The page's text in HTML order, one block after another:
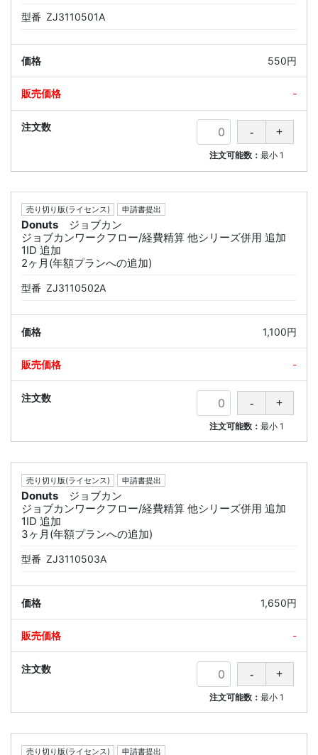
型番 ZJ3110501A
550円
-
注文可能数：最小 1
売り切り版(ライセンス) 申請書提出
Donuts
ジョブカン
ジョブカンワークフロー/経費精算 他シリーズ併用 追加
1ID 追加
2ヶ月(年額プランへの追加)
型番 ZJ3110502A
1,100円
-
注文可能数：最小 1
売り切り版(ライセンス) 申請書提出
Donuts
ジョブカン
ジョブカンワークフロー/経費精算 他シリーズ併用 追加
1ID 追加
3ヶ月(年額プランへの追加)
型番 ZJ3110503A
1,650円
-
注文可能数：最小 1
売り切り版(ライセンス) 申請書提出